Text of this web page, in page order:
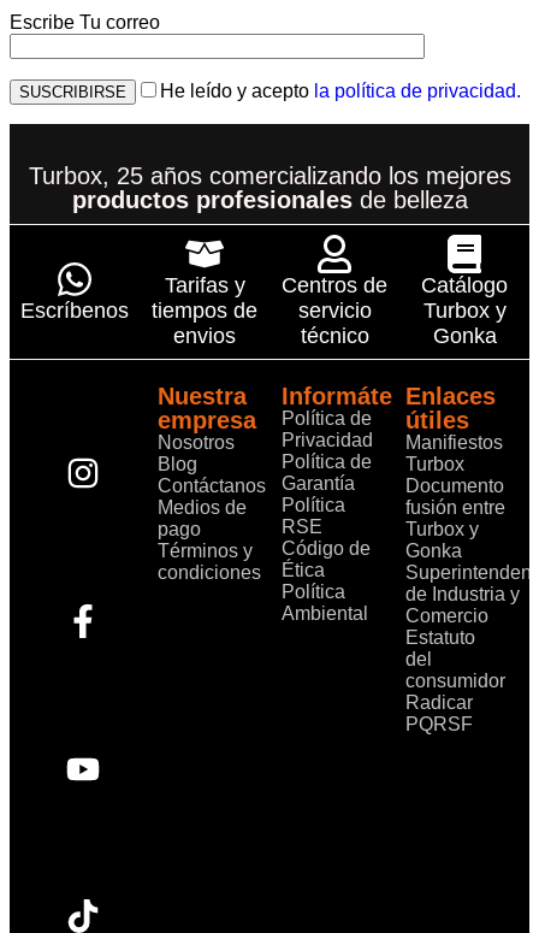
Escribe Tu correo
He leído y acepto la política de privacidad.
Turbox, 25 años comercializando los mejores
productos profesionalesde belleza
Escríbenos
Tarifas y
tiempos de
envios
Centros de
servicio
técnico
Catálogo
Turbox y
Gonka
Nuestra
empresa
Nosotros
Blog
Contáctanos
Medios de
pago
Términos y
condiciones
Informáte
Política de
Privacidad
Política de
Garantía
Política
RSE
Código de
Ética
Política
Ambiental
Enlaces
útiles
Manifiestos
Turbox
Documento
fusión entre
Turbox y
Gonka
de Industria y
Comercio
Estatuto
del
consumidor
Radicar
PQRSF